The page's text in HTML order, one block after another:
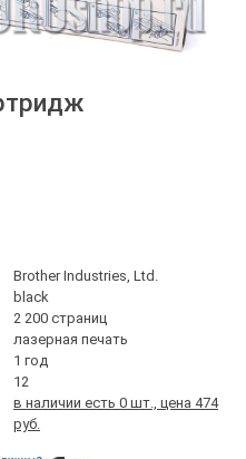
Brother Industries, Ltd.
black
2 200 страниц
лазерная печать
1 год
12
в наличии есть 0 шт., цена 474
руб.